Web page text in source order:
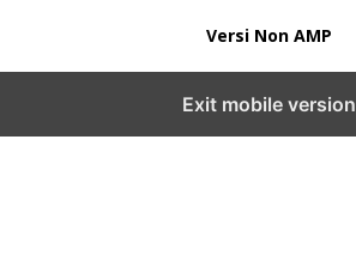
Versi Non AMP
Exit mobile version